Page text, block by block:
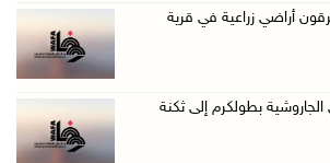
يجرفون أراضي في سالم شرق نا ...
أراضي زراعية في قرية
بطولكرم إلى ثكنة